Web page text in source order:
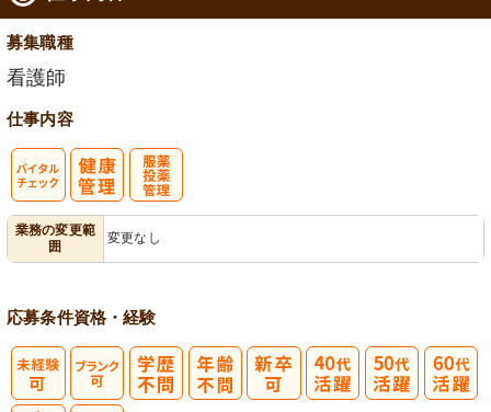
募集職種
看護師
仕事内容
業務の変更範
囲
変更なし
応募条件資格・経験